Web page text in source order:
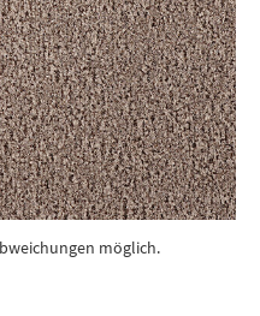
möglich.